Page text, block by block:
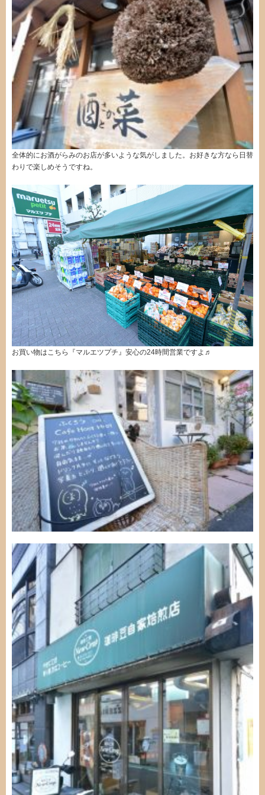
全体的にお酒がらみのお店が多いような気がしました。お好きな方なら日替
わりで楽しめそうですね。
お買い物はこちら『マルエツプチ』安心の24時間営業ですよ♬